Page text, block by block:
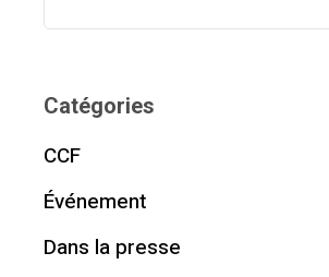
Catégories
CCF
Événement
Dans la presse